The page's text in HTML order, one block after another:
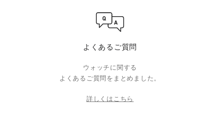
よくあるご質問
ウォッチに関する
よくあるご質問をまとめました。
詳しくはこちら